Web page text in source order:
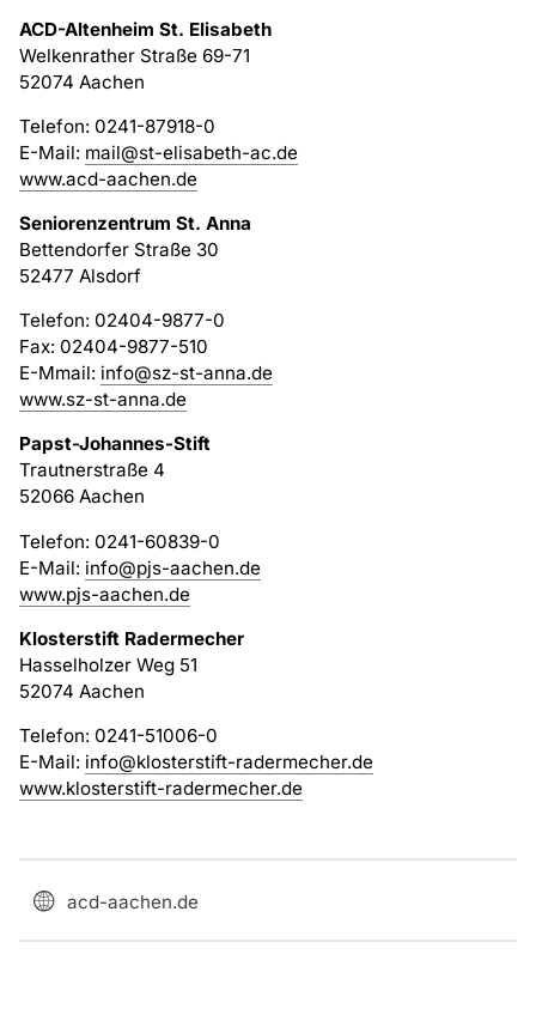
ACD-Altenheim St. Elisabeth
Welkenrather Straße 69-71
52074 Aachen
Telefon: 0241-87918-0
E-Mail: mail@st-elisabeth-ac.de
www.acd-aachen.de
Seniorenzentrum St. Anna
Bettendorfer Straße 30
52477 Alsdorf
Telefon: 02404-9877-0
Fax: 02404-9877-510
E-Mmail: info@sz-st-anna.de
www.sz-st-anna.de
Papst-Johannes-Stift
Trautnerstraße 4
52066 Aachen
Telefon: 0241-60839-0
E-Mail: info@pjs-aachen.de
www.pjs-aachen.de
Klosterstift Radermecher
Hasselholzer Weg 51
52074 Aachen
Telefon: 0241-51006-0
E-Mail: info@klosterstift-radermecher.de
www.klosterstift-radermecher.de
acd-aachen.de